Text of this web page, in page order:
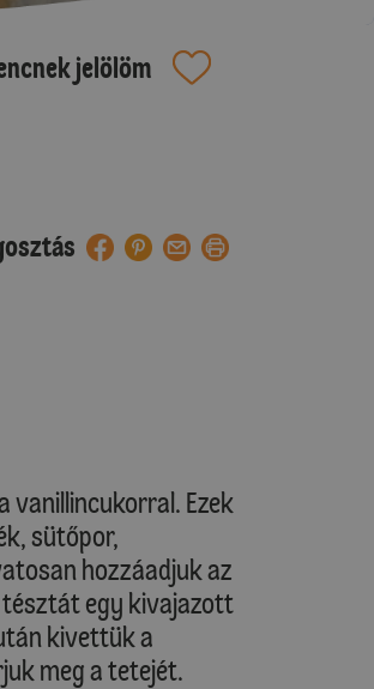
jelölöm
vanillincukorral. Ezek
sütőpor,
hozzáadjuk az
tésztát egy kivajazott
kivettük a
meg a tetejét.